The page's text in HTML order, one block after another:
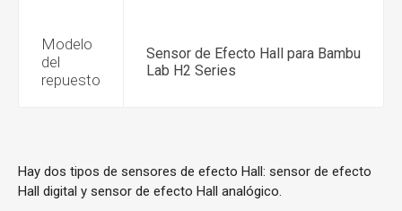
Modelo
del
repuesto
Sensor de Efecto Hall para Bambu
Lab H2 Series
Hay dos tipos de sensores de efecto Hall: sensor de efecto
Hall digital y sensor de efecto Hall analógico.